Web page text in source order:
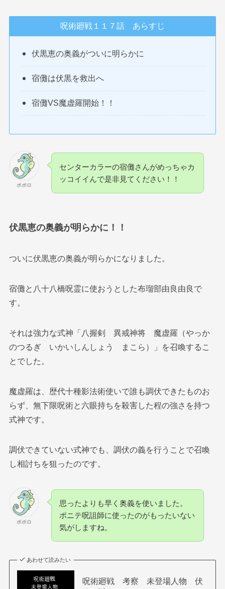
呪術廻戦１１７話 あらすじ
伏黒恵の奥義がついに明らかに
宿儺は伏黒を救出へ
宿儺VS魔虚羅開始！！
ポポロ
センターカラーの宿儺さんがめっちゃカ
ッコイイんで是非見てください！！
伏黒恵の奥義が明らかに！！
ついに伏黒恵の奥義が明らかになりました。
宿儺と八十八橋呪霊に使おうとした布瑠部由良由良で
す。
それは強力な式神「八握剣 異戒神将 魔虚羅（やっか
のつるぎ いかいしんしょう まこら）」を召喚するこ
とでした。
魔虚羅は、歴代十種影法術使いで誰も調伏できたものお
らず、無下限呪術と六眼持ちを殺害した程の強さを持つ
式神です。
調伏できていない式神でも、調伏の義を行うことで召喚
し相討ちを狙ったのです。
ポポロ
思ったよりも早く奥義を使いました。
ポニテ呪詛師に使ったのがもったいない
気がしますね。
あわせて読みたい
呪術廻戦 考察 未登場人物 伏